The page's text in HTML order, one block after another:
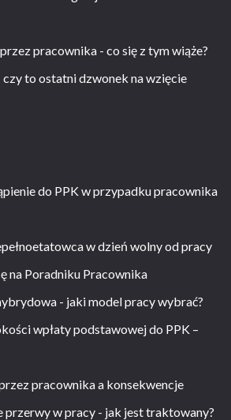
pracownika - co się z tym wiąże?
czy to ostatni dzwonek na wzięcie
do PPK w przypadku pracownika
w dzień wolny od pracy
na Poradniku Pracownika
- jaki model pracy wybrać?
wpłaty podstawowej do PPK –
pracownika a konsekwencje
przerwy w pracy - jak jest traktowany?